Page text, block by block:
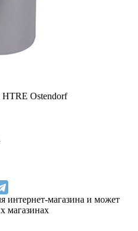
HTRE Ostendorf
интернет-магазина и может
магазинах